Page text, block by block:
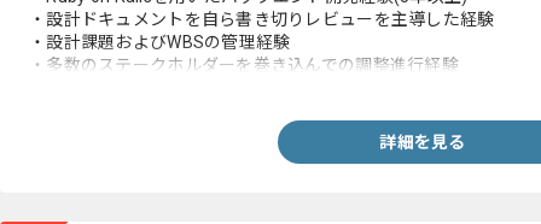
・設計ドキュメントを自ら書き切りレビューを主導した経験
・設計課題およびWBSの管理経験
・多数のステークホルダーを巻き込んでの調整進行経験
詳細を見る